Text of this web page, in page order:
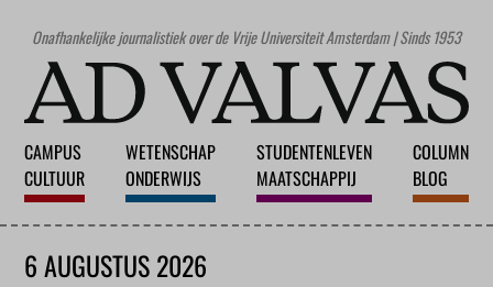
Onafhankelijke journalistiek over de Vrije Universiteit Amsterdam | Sinds 1953
CAMPUS
CULTUUR
WETENSCHAP
ONDERWIJS
STUDENTENLEVEN
MAATSCHAPPIJ
COLUMN
BLOG
6 AUGUSTUS 2026